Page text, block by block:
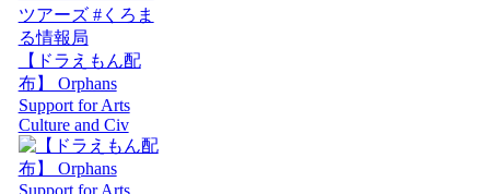
【ドラえもん配
布】 Orphans
Support for Arts
Culture and Civ